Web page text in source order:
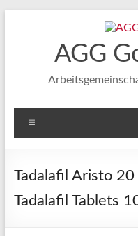
AGG
Tadalafil Aristo
Tadalafil Tablets